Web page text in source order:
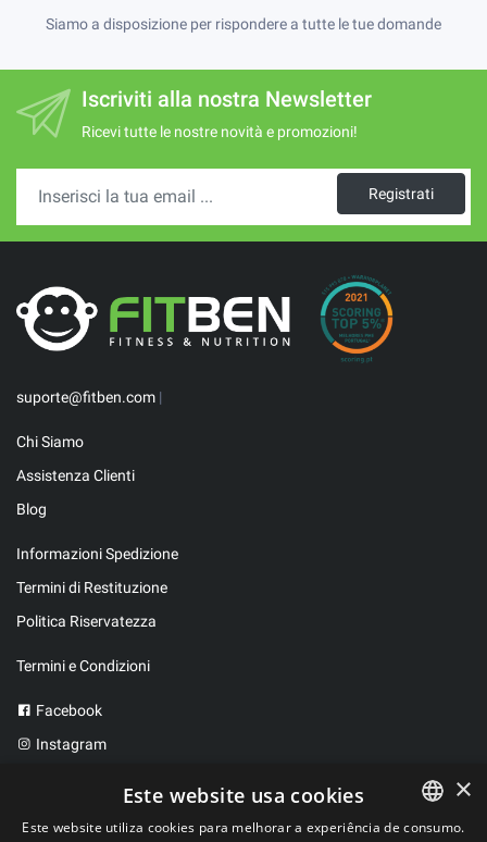
Siamo a disposizione per rispondere a tutte le tue domande
Iscriviti alla nostra Newsletter
Ricevi tutte le nostre novità e promozioni!
Registrati
suporte@fitben.com |
Chi Siamo
Assistenza Clienti
Blog
Informazioni Spedizione
Termini di Restituzione
Politica Riservatezza
Termini e Condizioni
Facebook
Instagram
×
Este website usa cookies
Este website utiliza cookies para melhorar a experiência de consumo.